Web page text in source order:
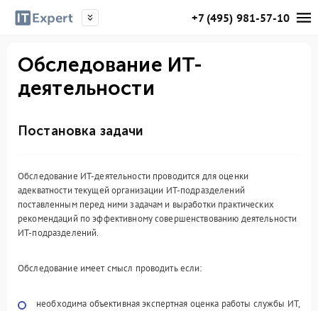
+7 (495) 981-57-10
Обследование ИТ-
деятельности
Постановка задачи
Обследование ИТ-деятельности проводится для оценки
адекватности текущей организации ИТ-подразделений
поставленным перед ними задачам и выработки практических
рекомендаций по эффективному совершенствованию деятельности
ИТ-подразделений.
Обследование имеет смысл проводить если:
необходима объективная экспертная оценка работы службы ИТ,